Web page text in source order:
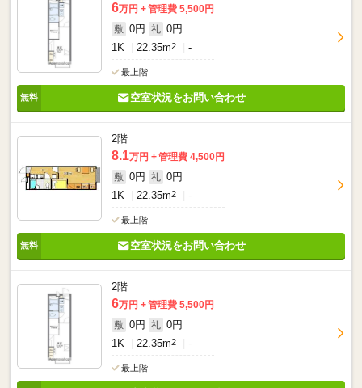
6万円
管理費 5,500円
敷 0円 礼 0円
1K
22.35m2 -
最上階
空室状況をお問い合わせ
2階
8.1万円
管理費 4,500円
敷 0円 礼 0円
1K
22.35m2 -
最上階
空室状況をお問い合わせ
2階
6万円
管理費 5,500円
敷 0円 礼 0円
1K
22.35m2 -
最上階